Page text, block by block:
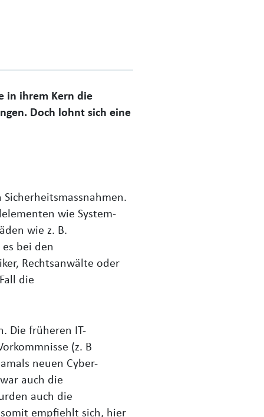
in ihrem Kern die
Doch lohnt sich eine
wie System-
wie z. B.
bei den
Rechtsanwälte oder
die
Die früheren IT-
(z. B
neuen Cyber-
auch die
auch die
empfiehlt sich, hier